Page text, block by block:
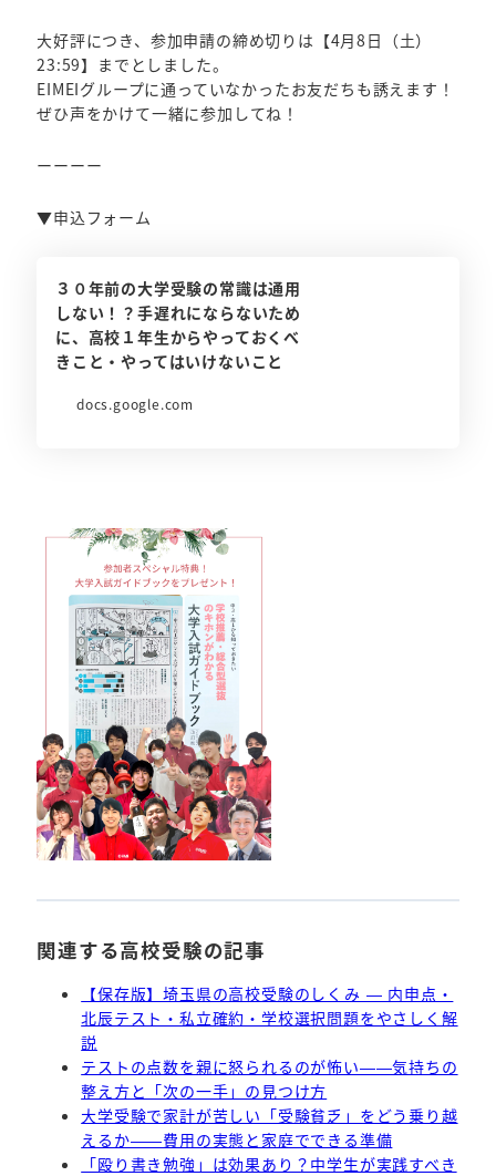
大好評につき、参加申請の締め切りは【4月8日（土）
23:59】までとしました。
EIMEIグループに通っていなかったお友だちも誘えます！
ぜひ声をかけて一緒に参加してね！
ーーーー
▼申込フォーム
３０年前の大学受験の常識は通用
しない！？手遅れにならないため
に、高校１年生からやっておくべ
きこと・やってはいけないこと
docs.google.com
関連する高校受験の記事
【保存版】埼玉県の高校受験のしくみ — 内申点・
北辰テスト・私立確約・学校選択問題をやさしく解
説
テストの点数を親に怒られるのが怖い——気持ちの
整え方と「次の一手」の見つけ方
大学受験で家計が苦しい「受験貧乏」をどう乗り越
えるか——費用の実態と家庭でできる準備
「殴り書き勉強」は効果あり？中学生が実践すべき